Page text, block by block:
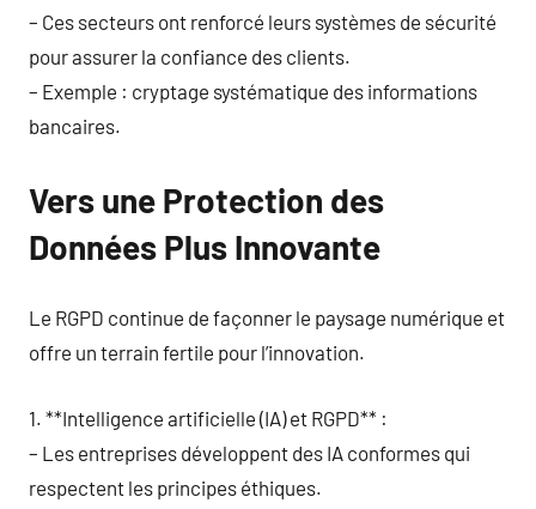
– Ces secteurs ont renforcé leurs systèmes de sécurité
pour assurer la confiance des clients.
– Exemple : cryptage systématique des informations
bancaires.
Vers une Protection des
Données Plus Innovante
Le RGPD continue de façonner le paysage numérique et
offre un terrain fertile pour l’innovation.
1. **Intelligence artificielle (IA) et RGPD** :
– Les entreprises développent des IA conformes qui
respectent les principes éthiques.